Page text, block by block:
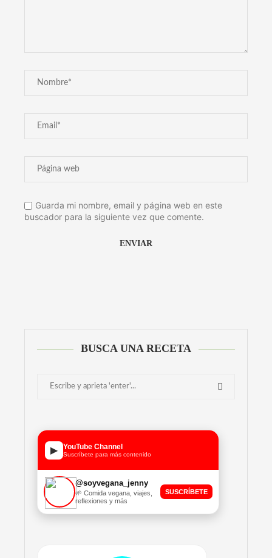
Guarda mi nombre, email y página web en este
buscador para la siguiente vez que comente.
BUSCA UNA RECETA
▶ YouTube Channel
Suscríbete para más contenido
@soyvegana_jenny
🌱 Comida vegana, viajes,
reflexiones y más
SUSCRÍBETE